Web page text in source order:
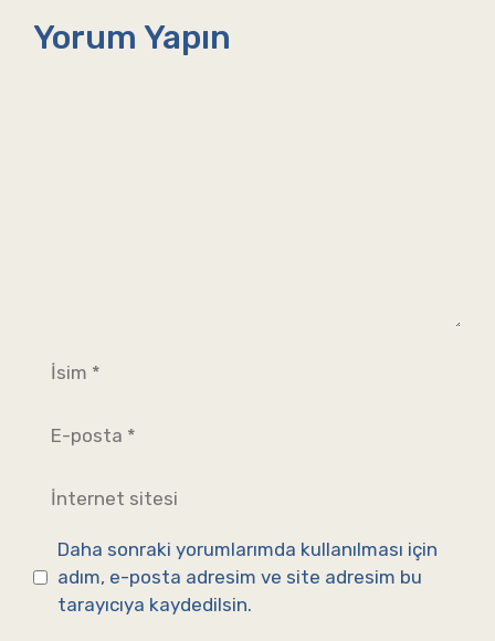
Yorum Yapın
İsim
posta
İnternet
sitesi
Daha sonraki yorumlarımda kullanılması için
adım, e-posta adresim ve site adresim bu
tarayıcıya kaydedilsin.